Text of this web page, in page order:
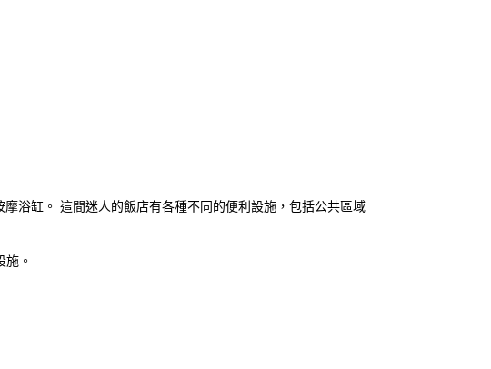
浴缸。 這間迷人的飯店有各種不同的便利設施，包括公共區域
。